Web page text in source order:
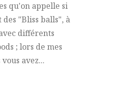
qu'on appelle si
des "Bliss balls", à
différents
; lors de mes
avez...